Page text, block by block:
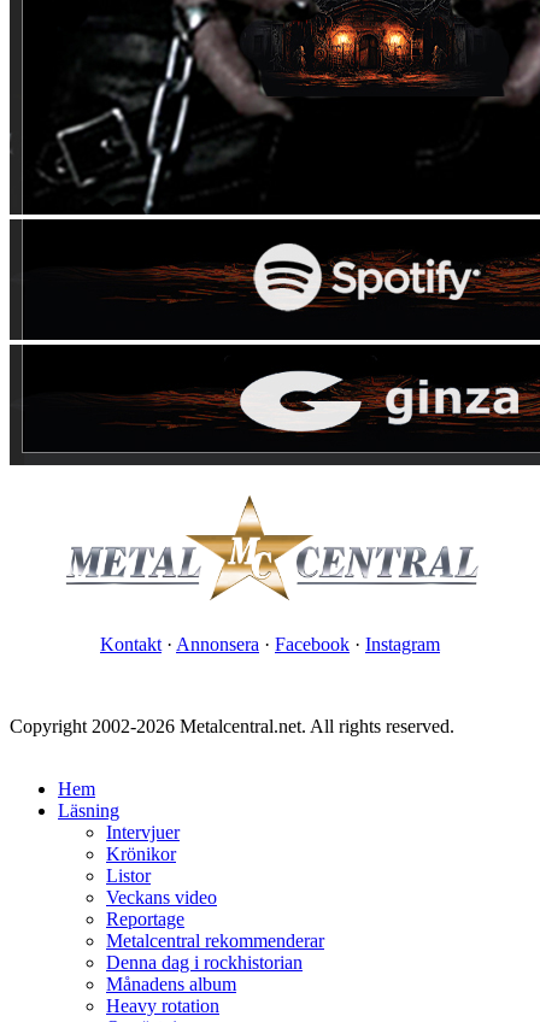
Kontakt · Annonsera · Facebook · Instagram
Copyright 2002-2026 Metalcentral.net. All rights reserved.
Hem
Läsning
Intervjuer
Krönikor
Listor
Veckans video
Reportage
Metalcentral rekommenderar
Denna dag i rockhistorian
Månadens album
Heavy rotation